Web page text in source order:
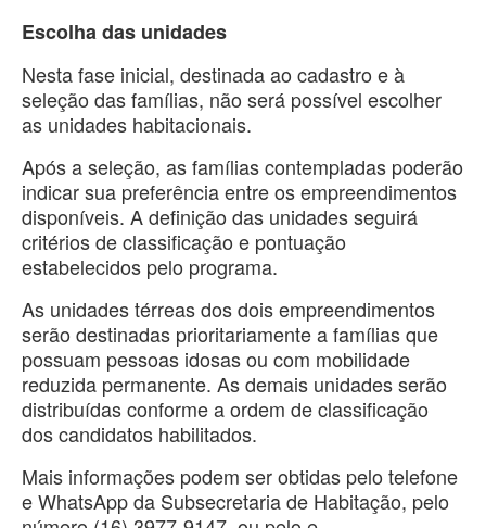
Escolha das unidades
Nesta fase inicial, destinada ao cadastro e à
seleção das famílias, não será possível escolher
as unidades habitacionais.
Após a seleção, as famílias contempladas poderão
indicar sua preferência entre os empreendimentos
disponíveis. A definição das unidades seguirá
critérios de classificação e pontuação
estabelecidos pelo programa.
As unidades térreas dos dois empreendimentos
serão destinadas prioritariamente a famílias que
possuam pessoas idosas ou com mobilidade
reduzida permanente. As demais unidades serão
distribuídas conforme a ordem de classificação
dos candidatos habilitados.
Mais informações podem ser obtidas pelo telefone
e WhatsApp da Subsecretaria de Habitação, pelo